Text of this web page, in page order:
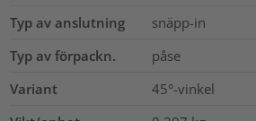
Typ av anslutning
snäpp-in
Typ av förpackn.
påse
Variant
45°-vinkel